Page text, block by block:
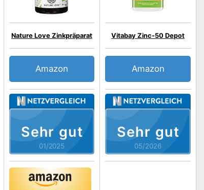
Sehr gut
01/2025
Nature Love Zinkpräparat
Amazon
Sehr gut
05/2026
Vitabay Zinc-50 Depot
Amazon